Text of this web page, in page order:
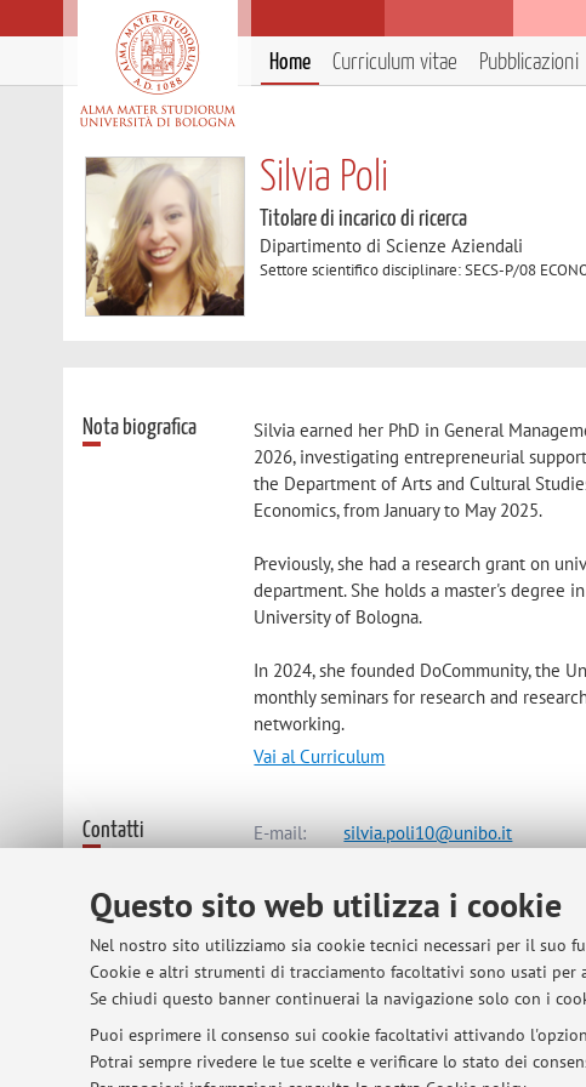
Questo sito web utilizza i cookie
Nel nostro sito utilizziamo sia cookie tecnici necessari per il suo
Cookie e altri strumenti di tracciamento facoltativi sono usati
Se chiudi questo banner continuerai la navigazione solo con i
Puoi esprimere il consenso sui cookie facoltativi attivando
Potrai sempre rivedere le tue scelte e verificare lo stato dei
Home Curriculum vitae Pubblicazioni
Silvia Poli
Titolare di incarico di ricerca
Dipartimento di Scienze Aziendali
Settore scientifico disciplinare: SECS-P/08
Nota biografica
Silvia earned her PhD in General
2026, investigating entrepreneurial
the Department of Arts and Cultural
Economics, from January to May 2025.
Previously, she had a research grant on
department. She holds a master's degree
University of Bologna.
In 2024, she founded DoCommunity, the
monthly seminars for research and
networking.
Vai al Curriculum
Contatti E-mail: silvia.poli10@unibo.it
Dipartimento di Scienze Aziendali
Via Capo di Lucca 34, Bologna -Vai alla
Risorse in rete ORCID